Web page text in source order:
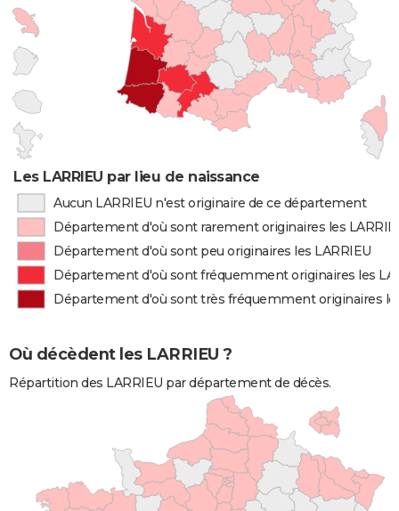
Les LARRIEU par lieu de naissance
Aucun LARRIEU n'est originaire de ce département
Département d'où sont rarement originaires les
Département d'où sont peu originaires les LARRIEU
Département d'où sont fréquemment originaires les
Département d'où sont très fréquemment originaires
Où décèdent les LARRIEU ?
Répartition des LARRIEU par département de décès.